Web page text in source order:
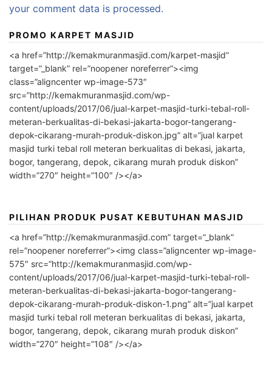
your comment data is processed.
PROMO KARPET MASJID
<a href=”http://kemakmuranmasjid.com/karpet-masjid”
target=”_blank” rel=”noopener noreferrer”><img
class=”aligncenter wp-image-573″
src=”http://kemakmuranmasjid.com/wp-
content/uploads/2017/06/jual-karpet-masjid-turki-tebal-roll-
meteran-berkualitas-di-bekasi-jakarta-bogor-tangerang-
depok-cikarang-murah-produk-diskon.jpg” alt=”jual karpet
masjid turki tebal roll meteran berkualitas di bekasi, jakarta,
bogor, tangerang, depok, cikarang murah produk diskon”
width=”270″ height=”100″ /></a>
PILIHAN PRODUK PUSAT KEBUTUHAN MASJID
<a href=”http://kemakmuranmasjid.com” target=”_blank”
rel=”noopener noreferrer”><img class=”aligncenter wp-image-
575″ src=”http://kemakmuranmasjid.com/wp-
content/uploads/2017/06/jual-karpet-masjid-turki-tebal-roll-
meteran-berkualitas-di-bekasi-jakarta-bogor-tangerang-
depok-cikarang-murah-produk-diskon-1.png” alt=”jual karpet
masjid turki tebal roll meteran berkualitas di bekasi, jakarta,
bogor, tangerang, depok, cikarang murah produk diskon”
width=”270″ height=”108″ /></a>